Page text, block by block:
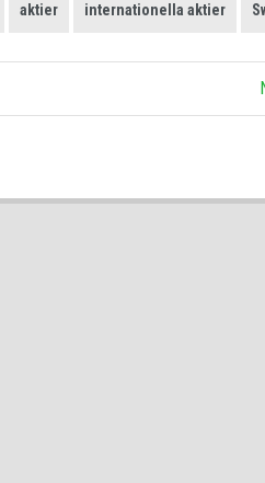
aktier internationella aktier